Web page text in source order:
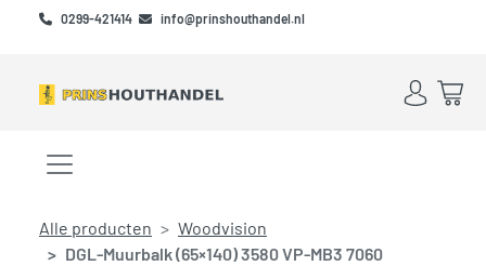
Skip to main content
Skip to footer
0299-421414 info@prinshouthandel.nl
Account
Menu openen/sluiten
Alle producten
Woodvision
DGL-Muurbalk (65×140) 3580 VP-MB3 7060